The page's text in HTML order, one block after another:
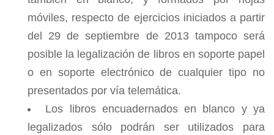
móviles, respecto de ejercicios iniciados a partir
del 29 de septiembre de 2013 tampoco será
posible la legalización de libros en soporte papel
o en soporte electrónico de cualquier tipo no
presentados por vía telemática.
Los libros encuadernados en blanco y ya
legalizados sólo podrán ser utilizados para